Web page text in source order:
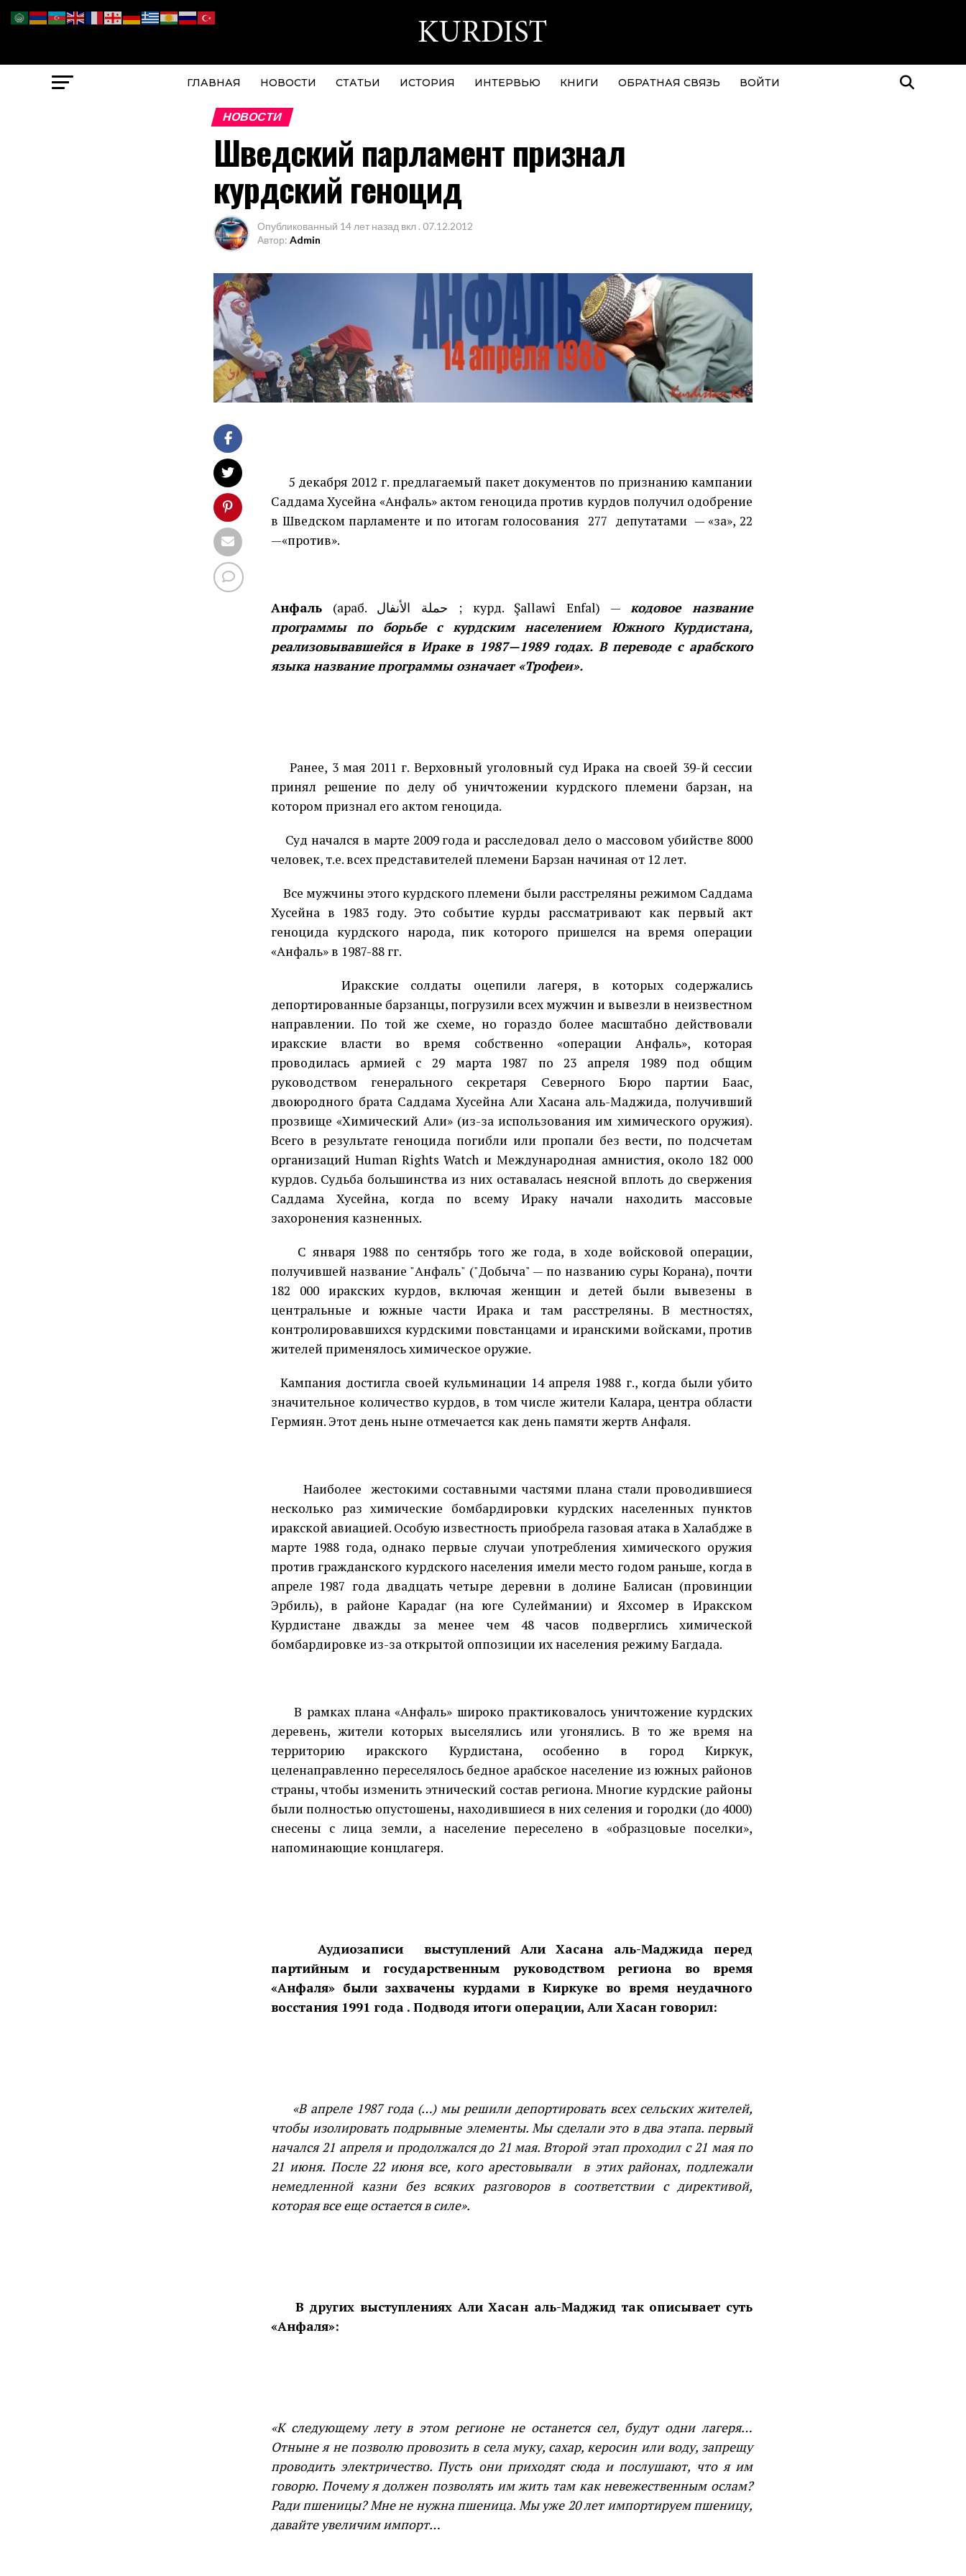
ГЛАВНАЯ НОВОСТИ СТАТЬИ ИСТОРИЯ ИНТЕРВЬЮ КНИГИ ОБРАТНАЯ СВЯЗЬ ВОЙТИ
НОВОСТИ
Шведский парламент признал
курдский геноцид
Опубликованный 14 лет назад вкл . 07.12.2012
Автор: Admin
5 декабря 2012 г. предлагаемый пакет документов по признанию кампании
Саддама Хусейна «Анфаль» актом геноцида против курдов получил одобрение
в Шведском парламенте и по итогам голосования 277 депутатами — «за», 22
—«против».
Анфаль (араб. حملة الأنفال ‎‎; курд. Şallawî Enfal) —кодовое название
программы по борьбе с курдским населением Южного Курдистана,
реализовывавшейся в Ираке в 1987—1989 годах. В переводе с арабского
языка название программы означает «Трофеи».
Ранее, 3 мая 2011 г. Верховный уголовный суд Ирака на своей 39-й сессии
принял решение по делу об уничтожении курдского племени барзан, на
котором признал его актом геноцида.
Суд начался в марте 2009 года и расследовал дело о массовом убийстве 8000
человек, т.е. всех представителей племени Барзан начиная от 12 лет.
Все мужчины этого курдского племени были расстреляны режимом Саддама
Хусейна в 1983 году. Это событие курды рассматривают как первый акт
геноцида курдского народа, пик которого пришелся на время операции
«Анфаль» в 1987-88 гг.
Иракские солдаты оцепили лагеря, в которых содержались
депортированные барзанцы, погрузили всех мужчин и вывезли в неизвестном
направлении. По той же схеме, но гораздо более масштабно действовали
иракские власти во время собственно «операции Анфаль», которая
проводилась армией с 29 марта 1987 по 23 апреля 1989 под общим
руководством генерального секретаря Северного Бюро партии Баас,
двоюродного брата Саддама Хусейна Али Хасана аль-Маджида, получивший
прозвище «Химический Али» (из-за использования им химического оружия).
Всего в результате геноцида погибли или пропали без вести, по подсчетам
организаций Human Rights Watch и Международная амнистия, около 182 000
курдов. Судьба большинства из них оставалась неясной вплоть до свержения
Саддама Хусейна, когда по всему Ираку начали находить массовые
захоронения казненных.
С января 1988 по сентябрь того же года, в ходе войсковой операции,
получившей название "Анфаль" ("Добыча" — по названию суры Корана), почти
182 000 иракских курдов, включая женщин и детей были вывезены в
центральные и южные части Ирака и там расстреляны. В местностях,
контролировавшихся курдскими повстанцами и иранскими войсками, против
жителей применялось химическое оружие.
Кампания достигла своей кульминации 14 апреля 1988 г., когда были убито
значительное количество курдов, в том числе жители Калара, центра области
Гермиян. Этот день ныне отмечается как день памяти жертв Анфаля.
Наиболее
жестокими составными частями плана стали проводившиеся
несколько раз химические бомбардировки курдских населенных пунктов
иракской авиацией. Особую известность приобрела газовая атака в Халабдже в
марте 1988 года, однако первые случаи употребления химического оружия
против гражданского курдского населения имели место годом раньше, когда в
апреле 1987 года двадцать четыре деревни в долине Балисан (провинции
Эрбиль), в районе Карадаг (на юге Сулеймании) и Яхсомер в Иракском
Курдистане дважды за менее чем 48 часов подверглись химической
бомбардировке из-за открытой оппозиции их населения режиму Багдада.
В рамках плана «Анфаль» широко практиковалось уничтожение курдских
деревень, жители которых выселялись или угонялись. В то же время на
территорию иракского Курдистана, особенно в город Киркук,
целенаправленно переселялось бедное арабское население из южных районов
страны, чтобы изменить этнический состав региона. Многие курдские районы
были полностью опустошены, находившиеся в них селения и городки (до 4000)
снесены с лица земли, а население переселено в «образцовые поселки»,
напоминающие концлагеря.
Аудиозаписи
выступлений Али Хасана аль-Маджида перед
партийным и государственным руководством региона во время
«Анфаля» были захвачены курдами в Киркуке во время неудачного
восстания 1991 года . Подводя итоги операции, Али Хасан говорил:
«В апреле 1987 года (…) мы решили депортировать всех сельских жителей,
чтобы изолировать подрывные элементы. Мы сделали это в два этапа. первый
начался 21 апреля и продолжался до 21 мая. Второй этап проходил с 21 мая по
21 июня. После 22 июня все, кого арестовывали
в этих районах, подлежали
немедленной казни без всяких разговоров в соответствии с директивой,
которая все еще остается в силе».
В других выступлениях Али Хасан аль-Маджид так описывает суть
«Анфаля»:
«К следующему лету в этом регионе не останется сел, будут одни лагеря…
Отныне я не позволю провозить в села муку, сахар, керосин или воду, запрещу
проводить электричество. Пусть они приходят сюда и послушают, что я им
говорю. Почему я должен позволять им жить там как невежественным ослам?
Ради пшеницы? Мне не нужна пшеница. Мы уже 20 лет импортируем пшеницу,
давайте увеличим импорт…